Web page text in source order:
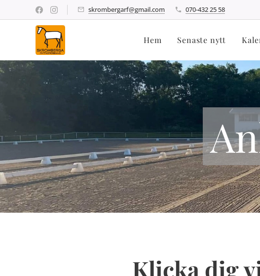
skrombergarf@gmail.com 070-432 25 58
Hem Senaste nytt
Klicka dig